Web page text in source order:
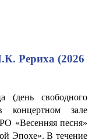
Рериха (2026
(день свободного
зале
«Весенняя песня»
Эпохе». В течение